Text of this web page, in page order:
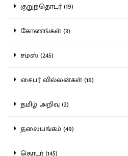
குறுந்தொடர் (19)
கோணங்கள் (3)
சமஸ் (245)
சைபர் வில்லன்கள் (16)
தமிழ் அறிவு (2)
தலையங்கம் (49)
தொடர் (145)